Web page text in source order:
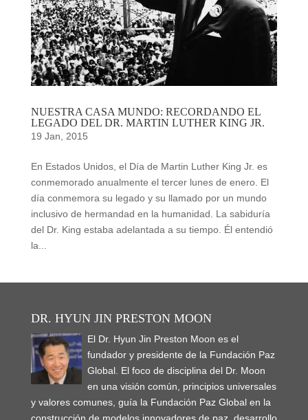
NUESTRA CASA MUNDO: RECORDANDO EL
LEGADO DEL DR. MARTIN LUTHER KING JR.
19 Jan, 2015
En Estados Unidos, el Día de Martin Luther King Jr. es
conmemorado anualmente el tercer lunes de enero. El
día conmemora su legado y su llamado por un mundo
inclusivo de hermandad en la humanidad. La sabiduría
del Dr. King estaba adelantada a su tiempo. Él entendió
la...
DR. HYUN JIN PRESTON MOON
El Dr. Hyun Jin Preston Moon es el
fundador y presidente de la Fundación Paz
Global. El foco de disciplina del Dr. Moon
en una visión común, principios universales
y valores comunes, guía la Fundación Paz Global en la